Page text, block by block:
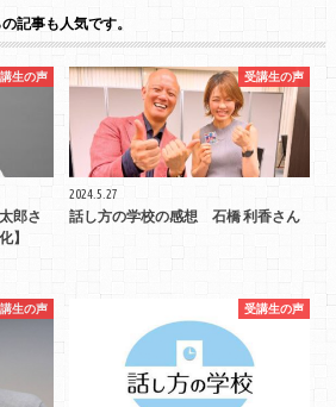
記事も人気です。
生の声
郎さ
】
受講生の声
2024.5.27
話し方の学校の感想 石橋 利香さん
生の声 受講生の声